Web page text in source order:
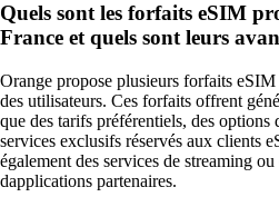
Quels sont les forfaits eSIM
France et quels sont leurs
Orange propose plusieurs forfaits
des utilisateurs. Ces forfaits offrent
que des tarifs préférentiels, des options
services exclusifs réservés aux clients
également des services de streaming
dapplications partenaires.